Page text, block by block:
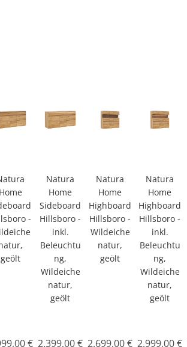
Home
-
geölt
€
Natura
Home
Sideboard
Hillsboro -
inkl.
Beleuchtu
ng,
Wildeiche
natur,
geölt
2.399,00 €
Natura
Home
Highboard
Hillsboro -
Wildeiche
natur,
geölt
2.699,00 €
Natura
Home
Highboard
Hillsboro -
inkl.
Beleuchtu
ng,
Wildeiche
natur,
geölt
2.999,00 €